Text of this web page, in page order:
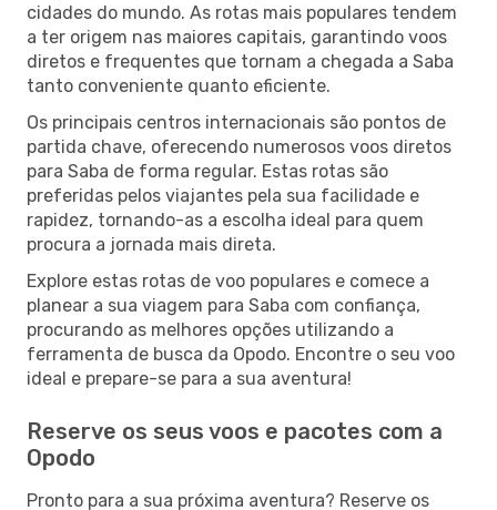
cidades do mundo. As rotas mais populares tendem
a ter origem nas maiores capitais, garantindo voos
diretos e frequentes que tornam a chegada a Saba
tanto conveniente quanto eficiente.
Os principais centros internacionais são pontos de
partida chave, oferecendo numerosos voos diretos
para Saba de forma regular. Estas rotas são
preferidas pelos viajantes pela sua facilidade e
rapidez, tornando-as a escolha ideal para quem
procura a jornada mais direta.
Explore estas rotas de voo populares e comece a
planear a sua viagem para Saba com confiança,
procurando as melhores opções utilizando a
ferramenta de busca da Opodo. Encontre o seu voo
ideal e prepare-se para a sua aventura!
Reserve os seus voos e pacotes com a
Opodo
Pronto para a sua próxima aventura? Reserve os